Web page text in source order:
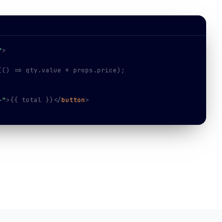
>
=> qty.value * props.price);
>{{ total }}</button>